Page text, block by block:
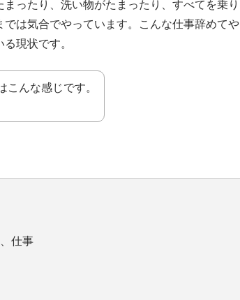
ったり、洗い物がたまったり、すべてを乗り
は気合でやっています。こんな仕事辞めてや
現状です。
こんな感じです。
仕事